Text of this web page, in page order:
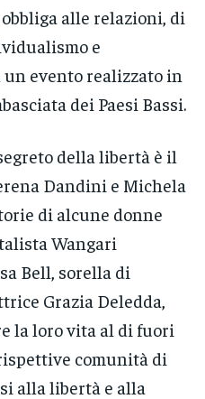
alle relazioni, di
e
evento realizzato in
dei Paesi Bassi.
della libertà è il
Dandini e Michela
di alcune donne
Wangari
Bell, sorella di
Grazia Deledda,
la loro vita al di fuori
comunità di
alla libertà e alla